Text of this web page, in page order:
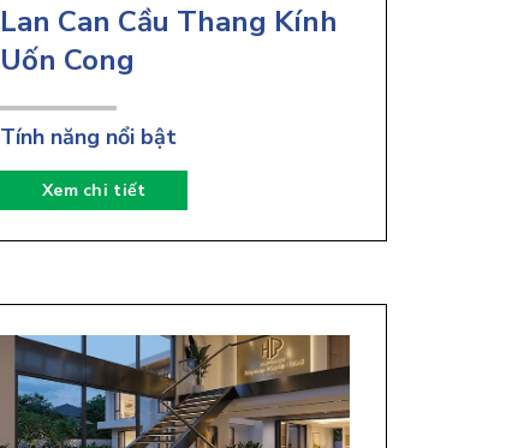
Lan Can Cầu Thang Kính
Uốn Cong
Tính năng nổi bật
Xem chi tiết